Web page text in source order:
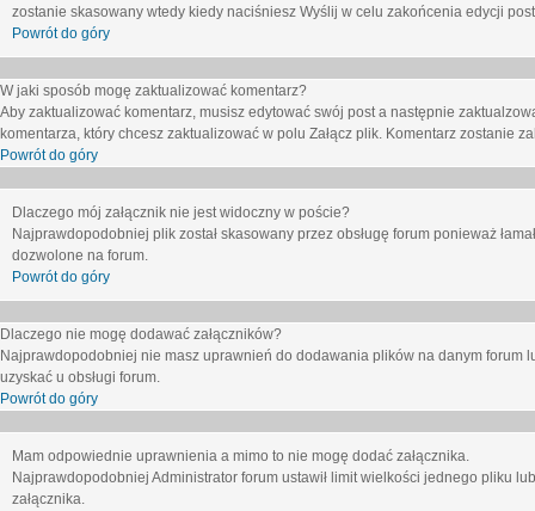
zostanie skasowany wtedy kiedy naciśniesz Wyślij w celu zakońcenia edycji
Powrót do góry
W jaki sposób mogę zaktualizować komentarz?
Aby zaktualizować komentarz, musisz edytować swój post a następnie
komentarza, który chcesz zaktualizować w polu Załącz plik. Komentarz zostanie
Powrót do góry
Dlaczego mój załącznik nie jest widoczny w poście?
Najprawdopodobniej plik został skasowany przez obsługę forum ponieważ
dozwolone na forum.
Powrót do góry
Dlaczego nie mogę dodawać załączników?
Najprawdopodobniej nie masz uprawnień do dodawania plików na danym forum
uzyskać u obsługi forum.
Powrót do góry
Mam odpowiednie uprawnienia a mimo to nie mogę dodać załącznika.
Najprawdopodobniej Administrator forum ustawił limit wielkości jednego pliku
załącznika.